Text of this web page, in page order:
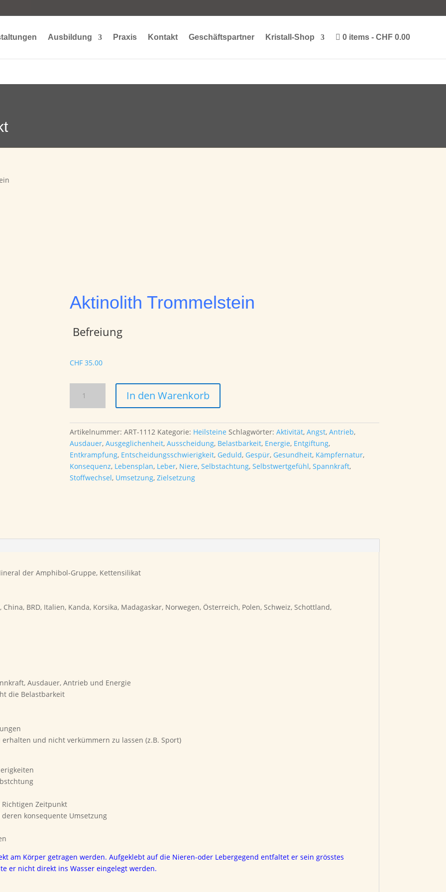
Ausbildung Praxis Kontakt Geschäftspartner Kristall-Shop 0 items CHF 0.00
Aktinolith Trommelstein
Befreiung
CHF 35.00
Trommelstein
Menge
In den Warenkorb
Artikelnummer:ART-1112 Kategorie: Heilsteine Schlagwörter:Aktivität,Angst,Antrieb,
Ausdauer,Ausgeglichenheit,Ausscheidung, Belastbarkeit, Energie, Entgiftung,
Entkrampfung, Entscheidungsschwierigkeit, Geduld, Gespür, Gesundheit, Kämpfernatur,
Konsequenz, Lebensplan, Leber, Niere,Selbstachtung,Selbstwertgefühl,Spannkraft,
Stoffwechsel, Umsetzung,Zielsetzung
der Amphibol-Gruppe, Kettensilikat
BRD, Italien, Kanda, Korsika, Madagaskar, Norwegen, Österreich, Polen, Schweiz, Schottland,
Ausdauer, Antrieb und Energie
die Belastbarkeit
und nicht verkümmern zu lassen (z.B. Sport)
Zeitpunkt
konsequente Umsetzung
am Körper getragen werden. Aufgeklebt auf die Nieren-oder Lebergegend entfaltet er sein grösstes
er nicht direkt ins Wasser eingelegt werden.